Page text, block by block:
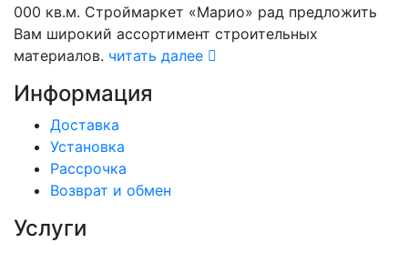
000 кв.м. Строймаркет «Марио» рад предложить
Вам широкий ассортимент строительных
материалов. читать далее
Информация
Доставка
Установка
Рассрочка
Возврат и обмен
Услуги